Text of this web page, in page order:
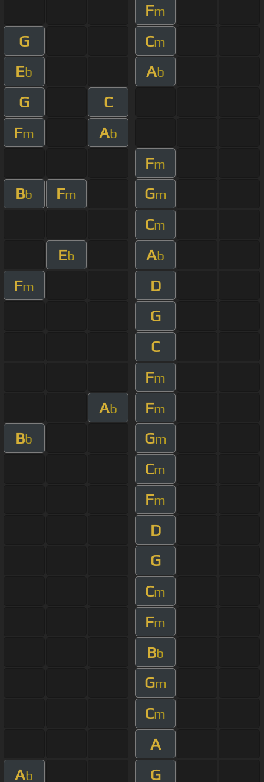
Fm
G Cm
Eb Ab
G
C
Fm Ab
Fm
Bb Fm Gm
Cm
Eb Ab
Fm
D
G
C
Fm
Ab Fm
Bb Gm
Cm
Fm
D
G
Cm
Fm
Bb
Gm
Cm
A
Ab G